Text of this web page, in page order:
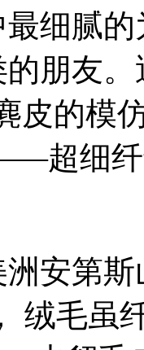
细腻
朋友
皮的模
超细
洲安第
绒毛虽